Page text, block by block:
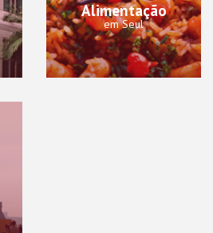
Alimentação
em Seul